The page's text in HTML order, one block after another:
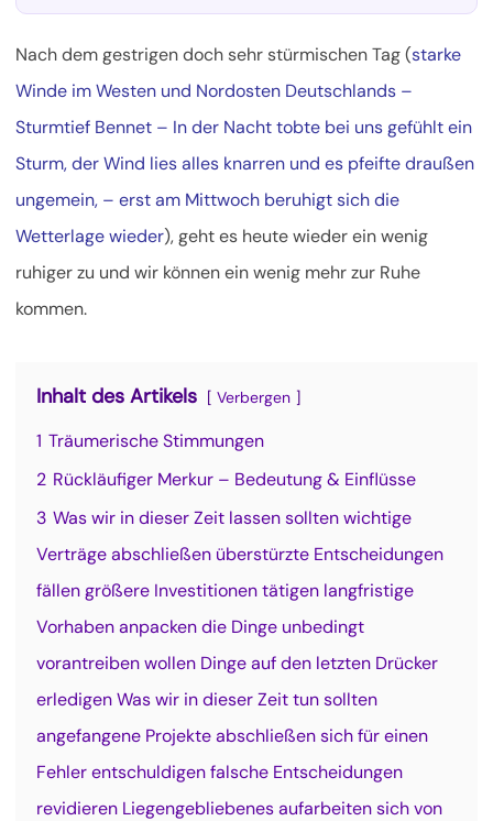
Nach dem gestrigen doch sehr stürmischen Tag (starke
Winde im Westen und Nordosten Deutschlands –
Sturmtief Bennet – In der Nacht tobte bei uns gefühlt ein
Sturm, der Wind lies alles knarren und es pfeifte draußen
ungemein, – erst am Mittwoch beruhigt sich die
Wetterlage wieder),geht es heute wieder ein wenig
ruhiger zu und wir können ein wenig mehr zur Ruhe
kommen.
Inhalt des Artikels Verbergen
1 Träumerische Stimmungen
2 Rückläufiger Merkur – Bedeutung & Einflüsse
3 Was wir in dieser Zeit lassen sollten wichtige
Verträge abschließen überstürzte Entscheidungen
fällen größere Investitionen tätigen langfristige
Vorhaben anpacken die Dinge unbedingt
vorantreiben wollen Dinge auf den letzten Drücker
erledigen Was wir in dieser Zeit tun sollten
angefangene Projekte abschließen sich für einen
Fehler entschuldigen falsche Entscheidungen
revidieren Liegengebliebenes aufarbeiten sich von